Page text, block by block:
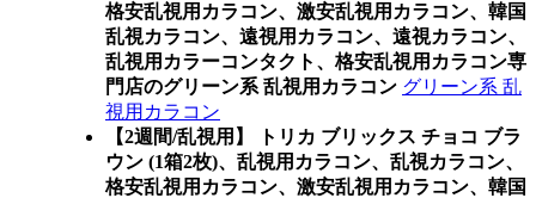
格安乱視用カラコン、激安乱視用カラコン、韓国
乱視カラコン、遠視用カラコン、遠視カラコン、
乱視用カラーコンタクト、格安乱視用カラコン専
門店のグリーン系 乱視用カラコン グリーン系 乱
視用カラコン
【2週間/乱視用】 トリカ ブリックス チョコ ブラ
ウン (1箱2枚)、乱視用カラコン、乱視カラコン、
格安乱視用カラコン、激安乱視用カラコン、韓国